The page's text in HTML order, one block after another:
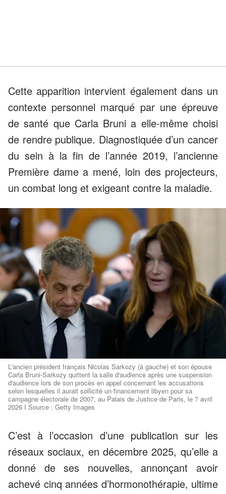
Cette apparition intervient également dans un
contexte personnel marqué par une épreuve
de santé que Carla Bruni a elle-même choisi
de rendre publique. Diagnostiquée d’un cancer
du sein à la fin de l’année 2019, l’ancienne
Première dame a mené, loin des projecteurs,
un combat long et exigeant contre la maladie.
L'ancien président français Nicolas Sarkozy (à gauche) et son épouse
Carla Bruni-Sarkozy quittent la salle d'audience après une suspension
d'audience lors de son procès en appel concernant les accusations
selon lesquelles il aurait sollicité un financement libyen pour sa
campagne électorale de 2007, au Palais de Justice de Paris, le 7 avril
2026 I Source : Getty Images
C’est à l’occasion d’une publication sur les
réseaux sociaux, en décembre 2025, qu’elle a
donné de ses nouvelles, annonçant avoir
achevé cinq années d’hormonothérapie, ultime